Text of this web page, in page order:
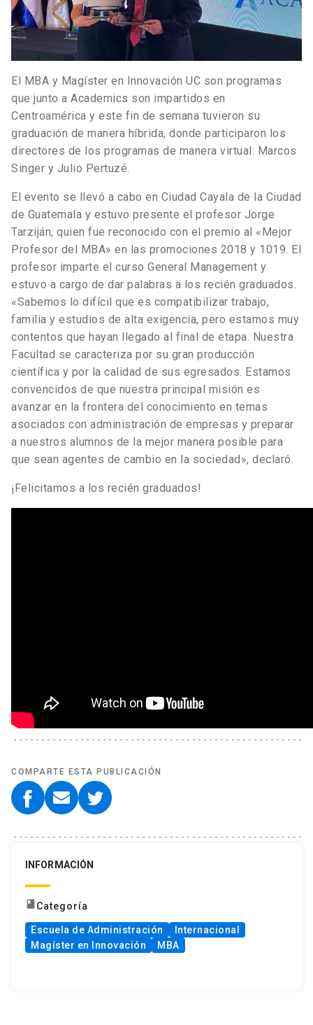
El MBA y Magíster en Innovación UC son programas
que junto a Academics son impartidos en
Centroamérica y este fin de semana tuvieron su
graduación de manera híbrida, donde participaron los
directores de los programas de manera virtual: Marcos
Singer y Julio Pertuzé.
El evento se llevó a cabo en Ciudad Cayala de la Ciudad
de Guatemala y estuvo presente el profesor Jorge
Tarziján, quien fue reconocido con el premio al «Mejor
Profesor del MBA» en las promociones 2018 y 1019. El
profesor imparte el curso General Management y
estuvo a cargo de dar palabras a los recién graduados.
«Sabemos lo difícil que es compatibilizar trabajo,
familia y estudios de alta exigencia, pero estamos muy
contentos que hayan llegado al final de etapa. Nuestra
Facultad se caracteriza por su gran producción
científica y por la calidad de sus egresados. Estamos
convencidos de que nuestra principal misión es
avanzar en la frontera del conocimiento en temas
asociados con administración de empresas y preparar
a nuestros alumnos de la mejor manera posible para
que sean agentes de cambio en la sociedad», declaró.
¡Felicitamos a los recién graduados!
COMPARTE ESTA PUBLICACIÓN
INFORMACIÓN
book Categoría
Escuela de Administración
Internacional
Magíster en Innovación
MBA